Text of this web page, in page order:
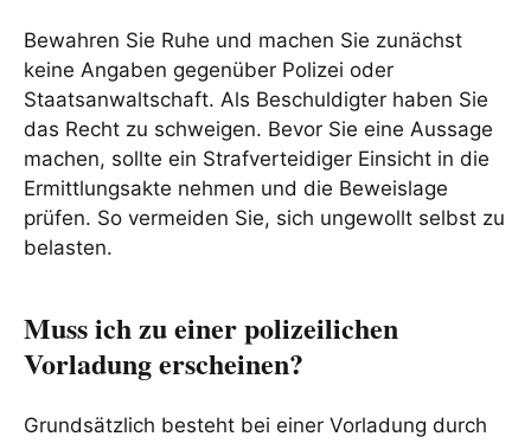
Bewahren Sie Ruhe und machen Sie zunächst
keine Angaben gegenüber Polizei oder
Staatsanwaltschaft. Als Beschuldigter haben Sie
das Recht zu schweigen. Bevor Sie eine Aussage
machen, sollte ein Strafverteidiger Einsicht in die
Ermittlungsakte nehmen und die Beweislage
prüfen. So vermeiden Sie, sich ungewollt selbst zu
belasten.
Muss ich zu einer polizeilichen
Vorladung erscheinen?
Grundsätzlich besteht bei einer Vorladung durch